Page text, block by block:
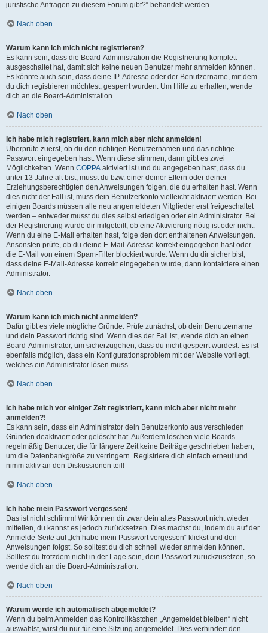
juristische Anfragen zu diesem Forum gibt?“ behandelt werden.
Nach oben
Warum kann ich mich nicht registrieren?
Es kann sein, dass die Board-Administration die Registrierung komplett
ausgeschaltet hat, damit sich keine neuen Benutzer mehr anmelden können.
Es könnte auch sein, dass deine IP-Adresse oder der Benutzername, mit dem
du dich registrieren möchtest, gesperrt wurden. Um Hilfe zu erhalten, wende
dich an die Board-Administration.
Nach oben
Ich habe mich registriert, kann mich aber nicht anmelden!
Überprüfe zuerst, ob du den richtigen Benutzernamen und das richtige
Passwort eingegeben hast. Wenn diese stimmen, dann gibt es zwei
Möglichkeiten. Wenn COPPA aktiviert ist und du angegeben hast, dass du
unter 13 Jahre alt bist, musst du bzw. einer deiner Eltern oder deiner
Erziehungsberechtigten den Anweisungen folgen, die du erhalten hast. Wenn
dies nicht der Fall ist, muss dein Benutzerkonto vielleicht aktiviert werden. Bei
einigen Boards müssen alle neu angemeldeten Mitglieder erst freigeschaltet
werden – entweder musst du dies selbst erledigen oder ein Administrator. Bei
der Registrierung wurde dir mitgeteilt, ob eine Aktivierung nötig ist oder nicht.
Wenn du eine E-Mail erhalten hast, folge den dort enthaltenen Anweisungen.
Ansonsten prüfe, ob du deine E-Mail-Adresse korrekt eingegeben hast oder
die E-Mail von einem Spam-Filter blockiert wurde. Wenn du dir sicher bist,
dass deine E-Mail-Adresse korrekt eingegeben wurde, dann kontaktiere einen
Administrator.
Nach oben
Warum kann ich mich nicht anmelden?
Dafür gibt es viele mögliche Gründe. Prüfe zunächst, ob dein Benutzername
und dein Passwort richtig sind. Wenn dies der Fall ist, wende dich an einen
Board-Administrator, um sicherzugehen, dass du nicht gesperrt wurdest. Es ist
ebenfalls möglich, dass ein Konfigurationsproblem mit der Website vorliegt,
welches ein Administrator lösen muss.
Nach oben
Ich habe mich vor einiger Zeit registriert, kann mich aber nicht mehr
anmelden?!
Es kann sein, dass ein Administrator dein Benutzerkonto aus verschieden
Gründen deaktiviert oder gelöscht hat. Außerdem löschen viele Boards
regelmäßig Benutzer, die für längere Zeit keine Beiträge geschrieben haben,
um die Datenbankgröße zu verringern. Registriere dich einfach erneut und
nimm aktiv an den Diskussionen teil!
Nach oben
Ich habe mein Passwort vergessen!
Das ist nicht schlimm! Wir können dir zwar dein altes Passwort nicht wieder
mitteilen, du kannst es jedoch zurücksetzen. Dies machst du, indem du auf der
Anmelde-Seite auf „Ich habe mein Passwort vergessen“ klickst und den
Anweisungen folgst. So solltest du dich schnell wieder anmelden können.
Solltest du trotzdem nicht in der Lage sein, dein Passwort zurückzusetzen, so
wende dich an die Board-Administration.
Nach oben
Warum werde ich automatisch abgemeldet?
Wenn du beim Anmelden das Kontrollkästchen „Angemeldet bleiben“ nicht
auswählst, wirst du nur für eine Sitzung angemeldet. Dies verhindert den